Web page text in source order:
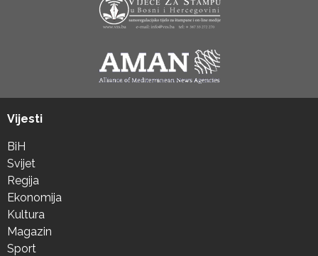
Vijesti
BiH
Svijet
Regija
Ekonomija
Kultura
Magazin
Sport